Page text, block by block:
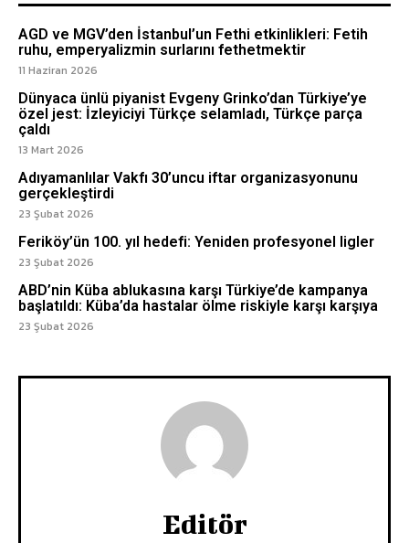
AGD ve MGV’den İstanbul’un Fethi etkinlikleri: Fetih
ruhu, emperyalizmin surlarını fethetmektir
11 Haziran 2026
Dünyaca ünlü piyanist Evgeny Grinko’dan Türkiye’ye
özel jest: İzleyiciyi Türkçe selamladı, Türkçe parça
çaldı
13 Mart 2026
Adıyamanlılar Vakfı 30’uncu iftar organizasyonunu
gerçekleştirdi
23 Şubat 2026
Feriköy’ün 100. yıl hedefi: Yeniden profesyonel ligler
23 Şubat 2026
ABD’nin Küba ablukasına karşı Türkiye’de kampanya
başlatıldı: Küba’da hastalar ölme riskiyle karşı karşıya
23 Şubat 2026
Editör